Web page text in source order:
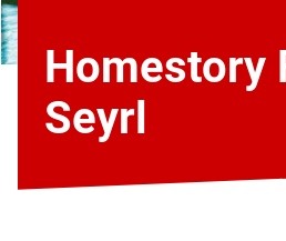
Homestory
Seyrl